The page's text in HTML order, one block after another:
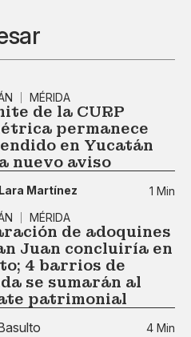
MÉRIDA
de la CURP
permanece
en Yucatán
nuevo aviso
Martínez
1 Min
MÉRIDA
de adoquines
Juan concluiría en
4 barrios de
se sumarán al
patrimonial
4 Min